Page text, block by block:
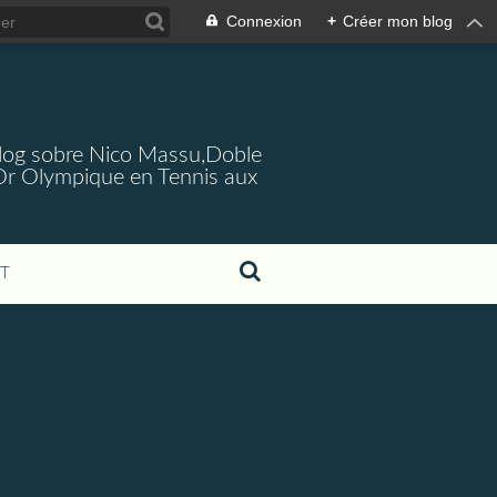
Connexion + Créer mon blog
sobre Nico Massu,Doble
Olympique en Tennis aux